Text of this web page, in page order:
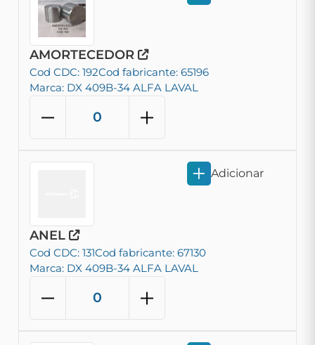
AMORTECEDOR
Cod CDC: 192Cod fabricante: 65196
Marca: DX 409B-34 ALFA LAVAL
ANEL
Cod CDC: 131Cod fabricante: 67130
Marca: DX 409B-34 ALFA LAVAL
Adicionar